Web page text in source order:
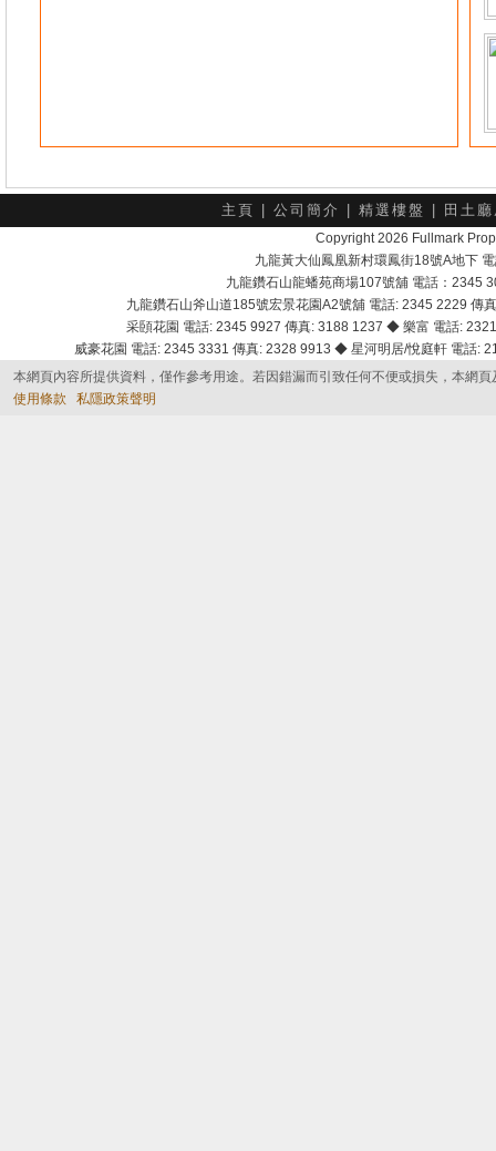
主頁 公司簡介 精選樓盤 田土
Copyright 2026 Fullmark
九龍黃大仙鳳凰新村環鳳街18號A地下
九龍鑽石山龍蟠苑商場107號舖 電話：2345
九龍鑽石山斧山道185號宏景花園A2號舖 電話: 2345 2229
采頣花園 電話: 2345 9927 傳真: 3188 1237 ◆ 樂富 電話:
威豪花園 電話: 2345 3331 傳真: 2328 9913 ◆ 星河明居/悅庭軒 電話
本網頁內容所提供資料，僅作參考用途。若因錯漏而引致任何不便或損失，本網
使用條款
私隱政策聲明